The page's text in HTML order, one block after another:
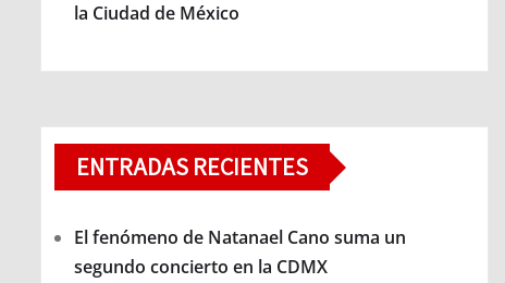
la Ciudad de México
ENTRADAS RECIENTES
El fenómeno de Natanael Cano suma un
segundo concierto en la CDMX